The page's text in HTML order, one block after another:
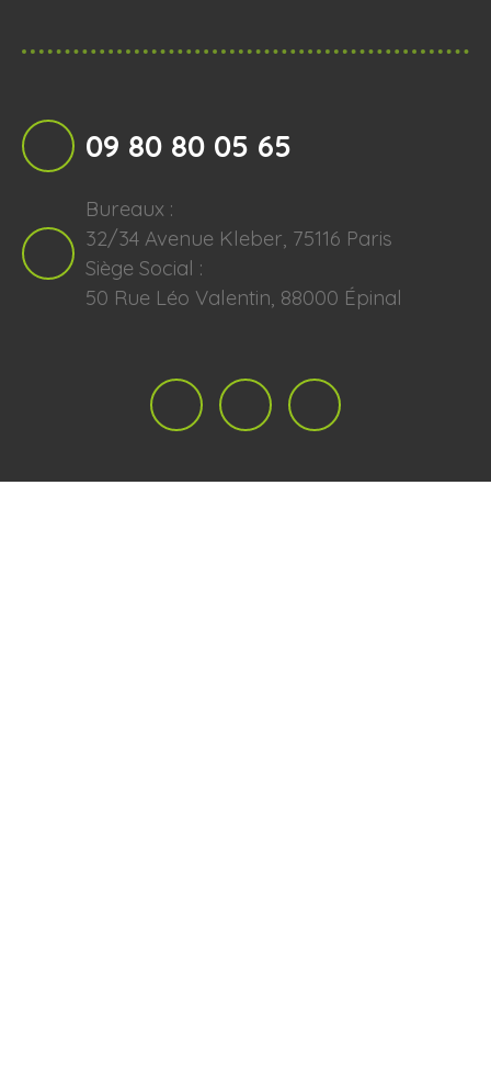
09 80 80 05 65
Bureaux :
32/34 Avenue Kleber, 75116 Paris
Siège Social :
50 Rue Léo Valentin, 88000 Épinal